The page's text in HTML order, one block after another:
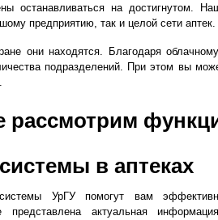
останавливаться на достигнутом.
предприятию, так и целой сети аптек.
они находятся. Благодаря
подразделений. При этом вы
рассмотрим
в аптеках
УрГУ помогут вам
актуальная